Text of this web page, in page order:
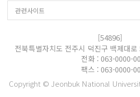
[54896]
전북특별자치도 전주시 덕진구 백제대
전화 : 063-0000-
팩스 : 063-0000-
Copyright © Jeonbuk National